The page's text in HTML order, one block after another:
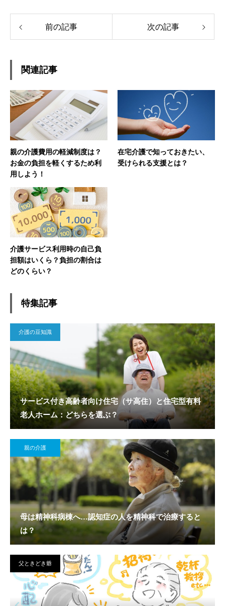
前の記事 次の記事
関連記事
親の介護費用の軽減制度は？
お金の負担を軽くするため利
用しよう！
在宅介護で知っておきたい、
受けられる支援とは？
介護サービス利用時の自己負
担額はいくら？負担の割合は
どのくらい？
特集記事
介護の豆知識
サービス付き高齢者向け住宅（サ高住）と住宅型有料
老人ホーム：どちらを選ぶ？
親の介護
母は精神科病棟へ…認知症の人を精神科で治療すると
は？
父ときどき爺